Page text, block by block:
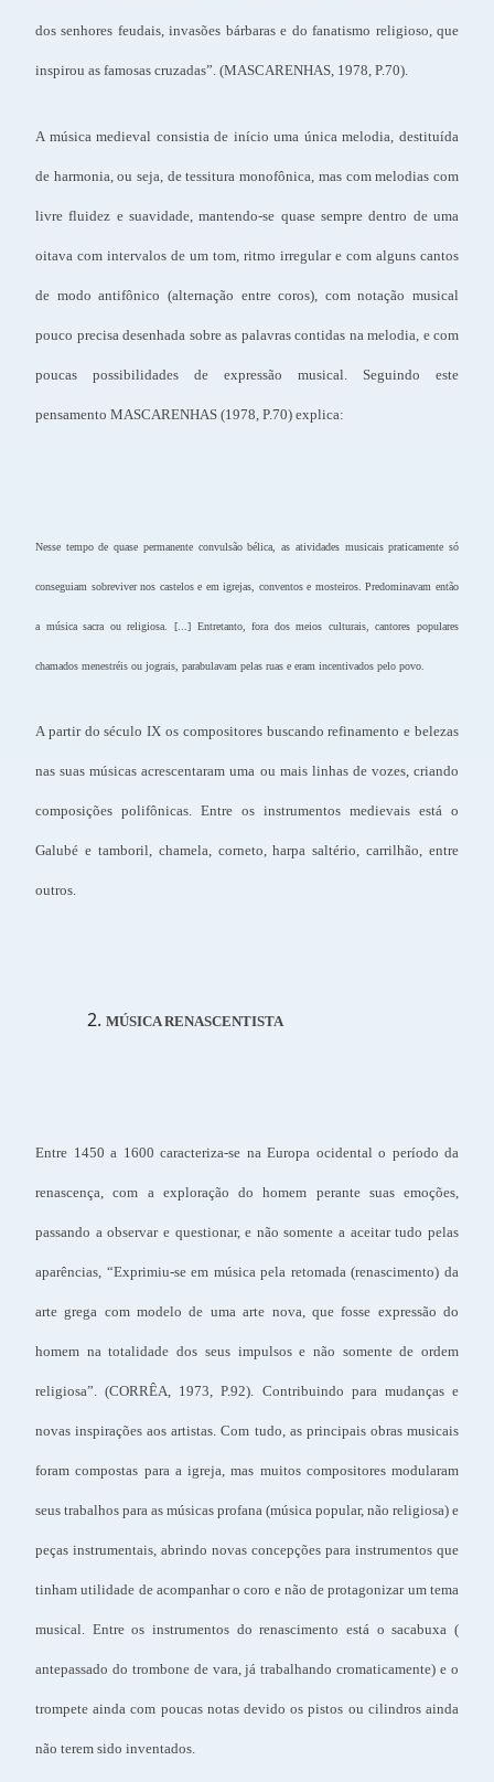
dos senhores feudais, invasões bárbaras e do fanatismo religioso, que
inspirou as famosas cruzadas”. (MASCARENHAS, 1978, P.70).
A música medieval consistia de início uma única melodia, destituída
de harmonia, ou seja, de tessitura monofônica, mas com melodias com
livre fluidez e suavidade, mantendo-se quase sempre dentro de uma
oitava com intervalos de um tom, ritmo irregular e com alguns cantos
de modo antifônico (alternação entre coros), com notação musical
pouco precisa desenhada sobre as palavras contidas na melodia, e com
poucas possibilidades de expressão musical. Seguindo este
pensamento MASCARENHAS (1978, P.70) explica:
Nesse tempo de quase permanente convulsão bélica, as atividades musicais praticamente só
conseguiam sobreviver nos castelos e em igrejas, conventos e mosteiros. Predominavam então
a música sacra ou religiosa. [...] Entretanto, fora dos meios culturais, cantores populares
chamados menestréis ou jograis, parabulavam pelas ruas e eram incentivados pelo povo.
A partir do século IX os compositores buscando refinamento e belezas
nas suas músicas acrescentaram uma ou mais linhas de vozes, criando
composições polifônicas. Entre os instrumentos medievais está o
Galubé e tamboril, chamela, corneto, harpa saltério, carrilhão, entre
outros.
MÚSICA RENASCENTISTA
Entre 1450 a 1600 caracteriza-se na Europa ocidental o período da
renascença, com a exploração do homem perante suas emoções,
passando a observar e questionar, e não somente a aceitar tudo pelas
aparências, “Exprimiu-se em música pela retomada (renascimento) da
arte grega com modelo de uma arte nova, que fosse expressão do
homem na totalidade dos seus impulsos e não somente de ordem
religiosa”. (CORRÊA, 1973, P.92). Contribuindo para mudanças e
novas inspirações aos artistas. Com tudo, as principais obras musicais
foram compostas para a igreja, mas muitos compositores modularam
seus trabalhos para as músicas profana (música popular, não religiosa) e
peças instrumentais, abrindo novas concepções para instrumentos que
tinham utilidade de acompanhar o coro e não de protagonizar um tema
musical. Entre os instrumentos do renascimento está o sacabuxa (
antepassado do trombone de vara, já trabalhando cromaticamente) e o
trompete ainda com poucas notas devido os pistos ou cilindros ainda
não terem sido inventados.